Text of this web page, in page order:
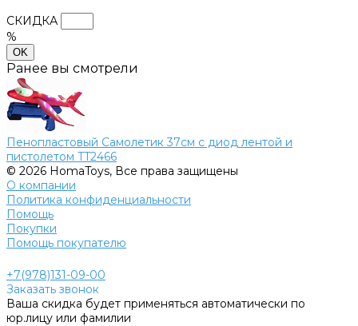
СКИДКА
%
OK
Ранее вы смотрели
Пенопластовый Самолетик 37см с диод лентой и
пистолетом TT2466
© 2026 HomaToys, Все права защищены
О компании
Политика конфиденциальности
Помощь
Покупки
Помощь покупателю
+7(978)131-09-00
Заказать звонок
Ваша скидка будет применяться автоматически по
юр.лицу или фамилии